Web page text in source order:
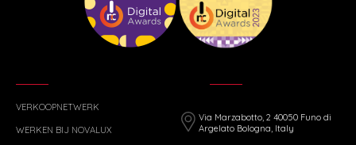
VERKOOPNETWERK
WERKEN BIJ NOVALUX
Via Marzabotto, 2 40050 Funo di
Argelato Bologna, Italy